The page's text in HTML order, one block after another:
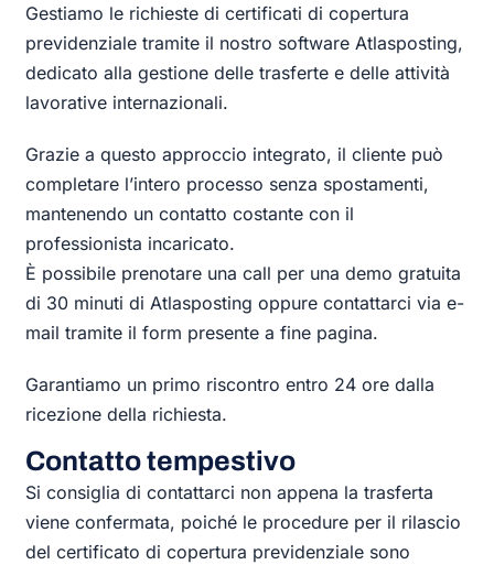
Gestiamo le richieste di certificati di copertura
previdenziale tramite il nostro software Atlasposting,
dedicato alla gestione delle trasferte e delle attività
lavorative internazionali.
Grazie a questo approccio integrato, il cliente può
completare l’intero processo senza spostamenti,
mantenendo un contatto costante con il
professionista incaricato.
È possibile prenotare una call per una demo gratuita
di 30 minuti di Atlasposting oppure contattarci via e-
mail tramite il form presente a fine pagina.
Garantiamo un primo riscontro entro 24 ore dalla
ricezione della richiesta.
Contatto tempestivo
Si consiglia di contattarci non appena la trasferta
viene confermata, poiché le procedure per il rilascio
del certificato di copertura previdenziale sono